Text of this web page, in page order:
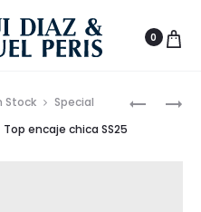
0
VESTIDO
Stock
Special
Top encaje chica SS25